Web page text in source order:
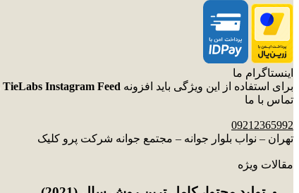
اینستاگرام ما
برای استفاده از این ویژگی باید افزونه TieLabs Instagram Feed
تماس با ما
09212365992
تهران – نواب بلوار جوانه – مجتمع جوانه شرکت پرو کلیک
مقالات ویژه